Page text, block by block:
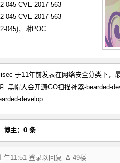
045 CVE-2017-563
045 CVE-2017-563
045)，附POC
于11年前发表在网络安全分类下，
: 黑帽大会开源GO扫描神器-bearded-
develop
博主：0 条
午11:51 登录以回复 Δ-49楼